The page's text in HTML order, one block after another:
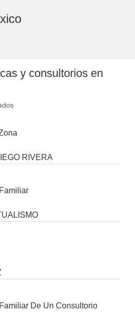
y consultorios en
RIVERA
De Un Consultorio